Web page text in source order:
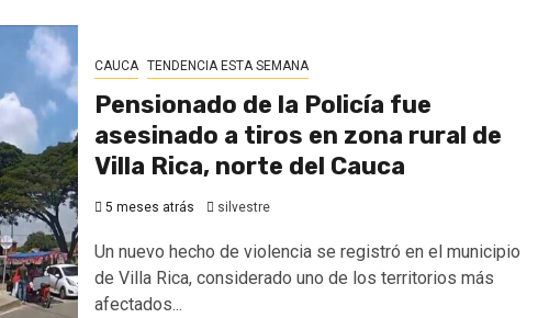
CAUCA TENDENCIA ESTA SEMANA
Pensionado de la Policía fue
asesinado a tiros en zona rural de
Villa Rica, norte del Cauca
5 meses atrás silvestre
Un nuevo hecho de violencia se registró en el municipio
de Villa Rica, considerado uno de los territorios más
afectados...